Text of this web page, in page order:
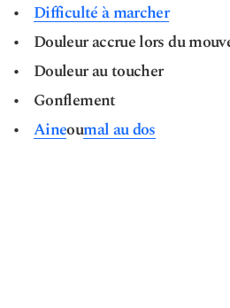
Difficulté à marcher
Douleur accrue lors du
Douleur au toucher
Gonflement
Aineoumal au dos